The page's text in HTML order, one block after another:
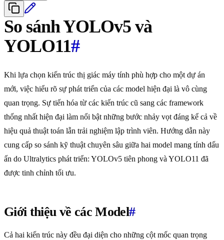
So sánh YOLOv5 và
YOLO11#
Khi lựa chọn kiến trúc thị giác máy tính phù hợp cho một dự án
mới, việc hiểu rõ sự phát triển của các model hiện đại là vô cùng
quan trọng. Sự tiến hóa từ các kiến trúc cũ sang các framework
thống nhất hiện đại làm nổi bật những bước nhảy vọt đáng kể cả về
hiệu quả thuật toán lẫn trải nghiệm lập trình viên. Hướng dẫn này
cung cấp so sánh kỹ thuật chuyên sâu giữa hai model mang tính dấu
ấn do Ultralytics phát triển: YOLOv5 tiên phong và YOLO11 đã
được tinh chỉnh tối ưu.
Giới thiệu về các Model#
Cả hai kiến trúc này đều đại diện cho những cột mốc quan trọng